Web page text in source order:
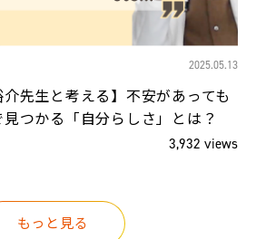
2025.05.13
介先生と考える】不安があっても
つかる「自分らしさ」とは？
3,932 views
もっと見る